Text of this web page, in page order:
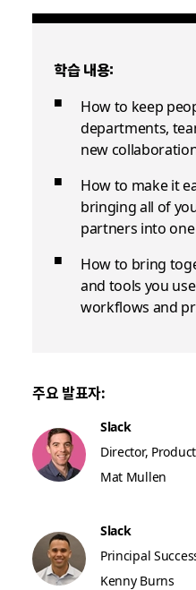
학습 내용:
How to keep
departments,
new
How to make it
bringing all of
partners into
How to bring
and tools you
workflows and
주요 발표자:
Slack
Director,
Mat Mullen
Slack
Principal
Kenny Burns